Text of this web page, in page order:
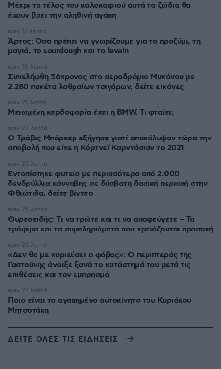
Μέχρι το τέλος του καλοκαιριού αυτά τα ζώδια θα
έχουν βρει την αληθινή αγάπη
Άρτος: Όσα πρέπει να γνωρίζουμε για το προζύμι, τη
μαγιά, το sourdough και το levain
πριν 17 λεπτά
Συνελήφθη 56χρονος στο αεροδρόμιο Μυκόνου με
2.280 πακέτα λαθραίων τσιγάρων, δείτε εικόνες
πριν 18 λεπτά
Μειωμένη κερδοφορία έχει η BMW. Τι φταίει;
πριν 21 λεπτά
O Τράβις Μπάρκερ εξήγησε γιατί αποκάλυψαν τώρα την
αποβολή που είχε η Κόρτνεϊ Καρντάσιαν το 2021
πριν 23 λεπτά
Εντοπίστηκε φυτεία με περισσότερα από 2.000
δενδρύλλια κάνναβης σε δύσβατη δασική περιοχή στην
Φθιώτιδα, δείτε βίντεο
πριν 25 λεπτά
Θυρεοειδής: Τι να τρώτε και τι να αποφεύγετε – Τα
τρόφιμα και τα συμπληρώματα που χρειάζονται προσοχή
πριν 26 λεπτά
«Δεν θα με κυριεύσει ο φόβος»: Ο περιπτεράς της
Γαστούνης άνοιξε ξανά το κατάστημά του μετά τις
επιθέσεις και τον εμπρησμό
πριν 26 λεπτά
Ποιο είναι το αγαπημένο αυτοκίνητο του Κυριάκου
Μητσοτάκη
πριν 27 λεπτά
ΔΕΙΤΕ ΟΛΕΣ ΤΙΣ ΕΙΔΗΣΕΙΣ